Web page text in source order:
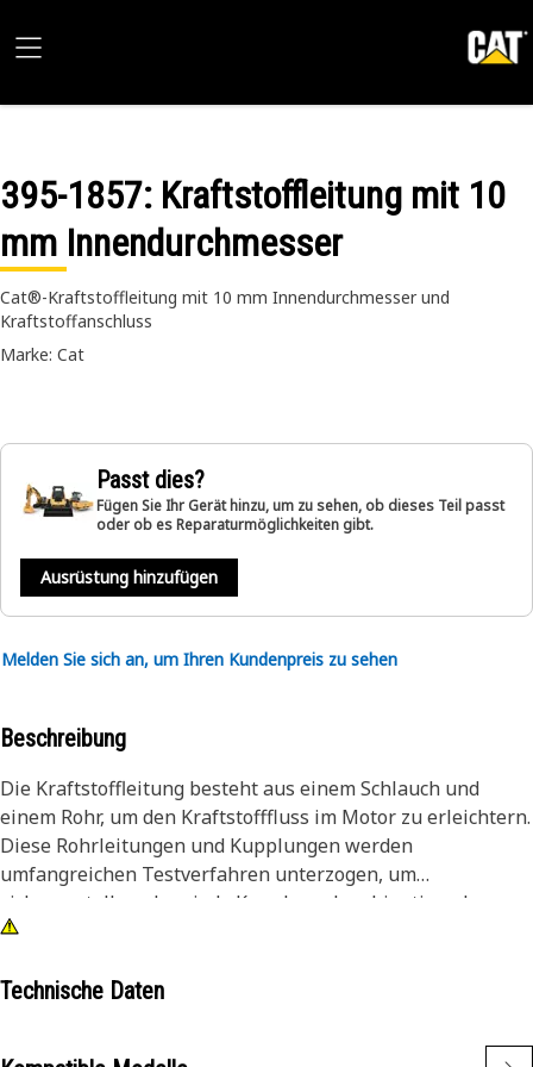
395-1857: Kraftstoffleitung mit 10
mm Innendurchmesser
Cat®-Kraftstoffleitung mit 10 mm Innendurchmesser und
Kraftstoffanschluss
Marke: Cat
Passt dies?
Fügen Sie Ihr Gerät hinzu, um zu sehen, ob dieses Teil passt
oder ob es Reparaturmöglichkeiten gibt.
Ausrüstung hinzufügen
Melden Sie sich an, um Ihren Kundenpreis zu sehen
Beschreibung
Die Kraftstoffleitung besteht aus einem Schlauch und
einem Rohr, um den Kraftstofffluss im Motor zu erleichtern.
Diese Rohrleitungen und Kupplungen werden
umfangreichen Testverfahren unterzogen, um
sicherzustellen, dass jede Kupplungskombination als
komplettes System getestet wird, um eine präzise
Zuverlässigkeit im Vordergrund stehen. Diese Baugruppe
Technische Daten